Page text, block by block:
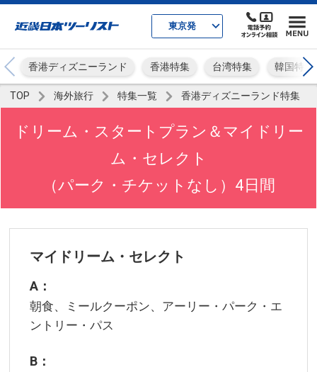
東京発
香港ディズニーランド 香港特集 台湾特集 韓国特集
TOP 海外旅行 特集一覧 香港ディズニーランド特集
ドリーム・スタートプラン＆マイドリー
ム・セレクト
（パーク・チケットなし）4日間
マイドリーム・セレクト
A：
朝食、ミールクーポン、アーリー・パーク・エ
ントリー・パス
B：